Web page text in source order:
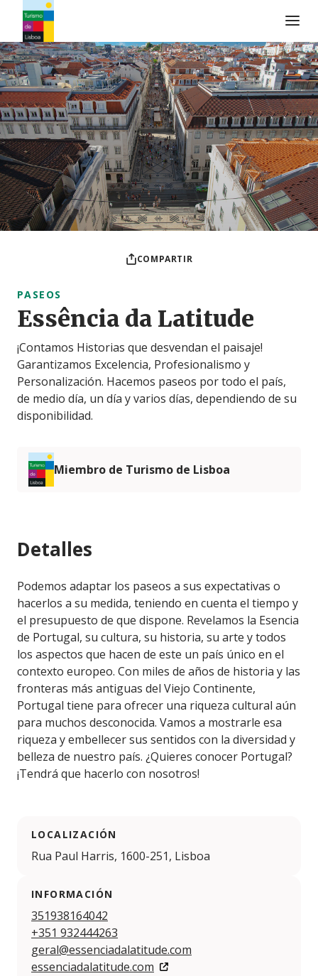
Logo de Turismo de Lisboa
COMPARTIR
PASEOS
Essência da Latitude
¡Contamos Historias que desvendan el paisaje!
Garantizamos Excelencia, Profesionalismo y
Personalización. Hacemos paseos por todo el país,
de medio día, un día y varios días, dependiendo de su
disponibilidad.
Miembro de Turismo de Lisboa
Detalles
Podemos adaptar los paseos a sus expectativas o
hacerlos a su medida, teniendo en cuenta el tiempo y
el presupuesto de que dispone. Revelamos la Esencia
de Portugal, su cultura, su historia, su arte y todos
los aspectos que hacen de este un país único en el
contexto europeo. Con miles de años de historia y las
fronteras más antiguas del Viejo Continente,
Portugal tiene para ofrecer una riqueza cultural aún
para muchos desconocida. Vamos a mostrarle esa
riqueza y embellecer sus sentidos con la diversidad y
belleza de nuestro país. ¿Quieres conocer Portugal?
¡Tendrá que hacerlo con nosotros!
LOCALIZACIÓN
Rua Paul Harris, 1600-251, Lisboa
INFORMACIÓN
351938164042
+351 932444263
geral@essenciadalatitude.com
essenciadalatitude.com